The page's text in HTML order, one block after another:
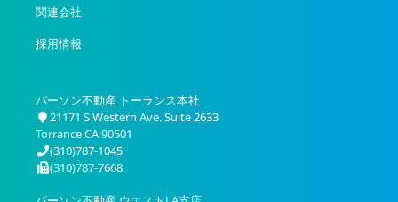
関連会社
採用情報
パーソン不動産 トーランス本社
21171 S Western Ave. Suite 2633
Torrance CA 90501
(310)787-1045
(310)787-7668